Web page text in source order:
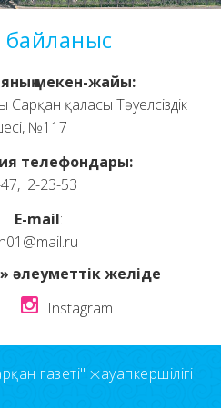
байланыс
мекен-жайы:
қаласы Тәуелсіздік
№117
телефондары:
2-23-53
E-mail:
әлеуметтік желіде
Instagram
газеті" жауапкершілігі